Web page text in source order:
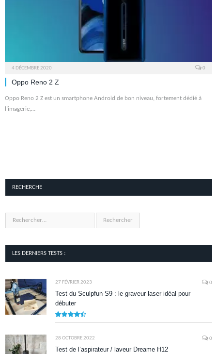
4 DÉCEMBRE 2020 0
Oppo Reno 2 Z
Oppo Reno 2 Z est un smartphone Android de bon niveau, fortement dédié à
l’imagerie,…
RECHERCHE
LES DERNIERS TESTS :
27 FÉVRIER 2023 0
Test du Sculpfun S9 : le graveur laser idéal pour
débuter
28 OCTOBRE 2022 0
Test de l’aspirateur / laveur Dreame H12